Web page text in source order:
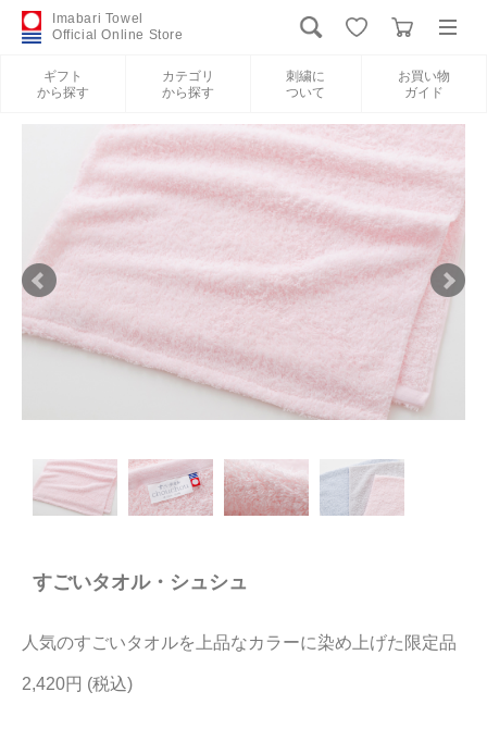
Imabari Towel
Official Online Store
ギフト
から探す
カテゴリ
から探す
刺繍に
ついて
お買い物
ガイド
新規会員登録
ギフトから探す
カテゴリから探す
刺繍について
当サイトについて
すごいタオル・シュシュ
人気のすごいタオルを上品なカラーに染め上げた限定品
2,420円